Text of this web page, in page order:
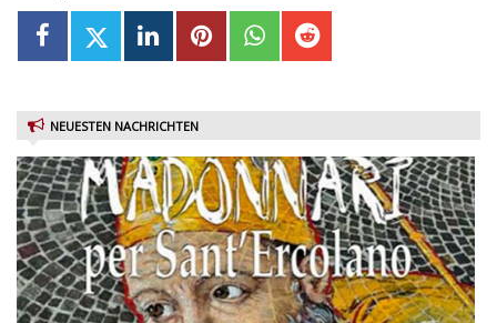
NEUESTEN NACHRICHTEN